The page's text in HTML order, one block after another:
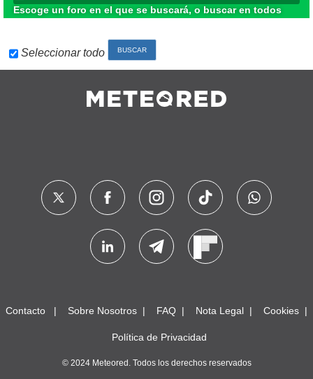
Escoge un foro en el que se buscará, o buscar en todos
Seleccionar todo
Contacto Sobre Nosotros FAQ Nota Legal Cookies
Política de Privacidad
© 2024 Meteored. Todos los derechos reservados